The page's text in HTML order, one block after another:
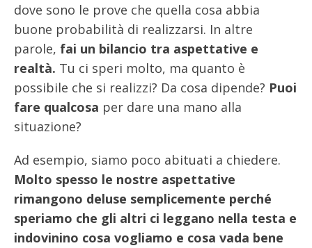
dove sono le prove che quella cosa abbia
buone probabilità di realizzarsi. In altre
parole, fai un bilancio tra aspettative e
realtà. Tu ci speri molto, ma quanto è
possibile che si realizzi? Da cosa dipende? Puoi
fare qualcosa per dare una mano alla
situazione?
Ad esempio, siamo poco abituati a chiedere.
Molto spesso le nostre aspettative
rimangono deluse semplicemente perché
speriamo che gli altri ci leggano nella testa e
indovinino cosa vogliamo e cosa vada bene